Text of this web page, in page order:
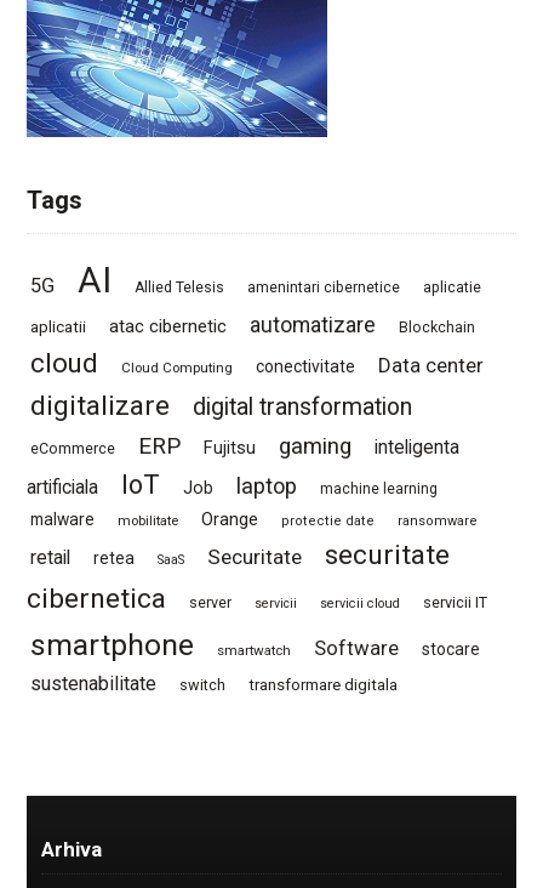
Tags
5G AI Allied Telesis amenintari cibernetice aplicatie
aplicatii atac cibernetic automatizare Blockchain
cloud Cloud Computing conectivitate Data center
digitalizare digital transformation
eCommerce ERP Fujitsu gaming
inteligenta
artificiala
IoT Job laptop machine learning
malware mobilitate Orange protectie date ransomware
retail retea SaaS Securitate
securitate
cibernetica
server servicii servicii cloud servicii IT
smartphone smartwatch Software stocare
sustenabilitate switch transformare digitala
Arhiva